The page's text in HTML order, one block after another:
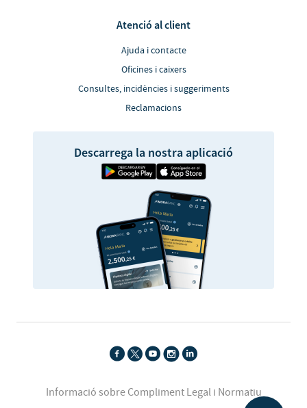
Atenció al client
Ajuda i contacte
Oficines i caixers
Consultes, incidències i suggeriments
Reclamacions
Descarrega la nostra aplicació
Informació sobre Compliment Legal i Normatiu